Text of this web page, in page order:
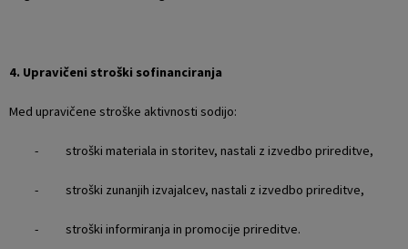
4. Upravičeni stroški sofinanciranja
Med upravičene stroške aktivnosti sodijo:
- stroški materiala in storitev, nastali z izvedbo prireditve,
- stroški zunanjih izvajalcev, nastali z izvedbo prireditve,
- stroški informiranja in promocije prireditve.